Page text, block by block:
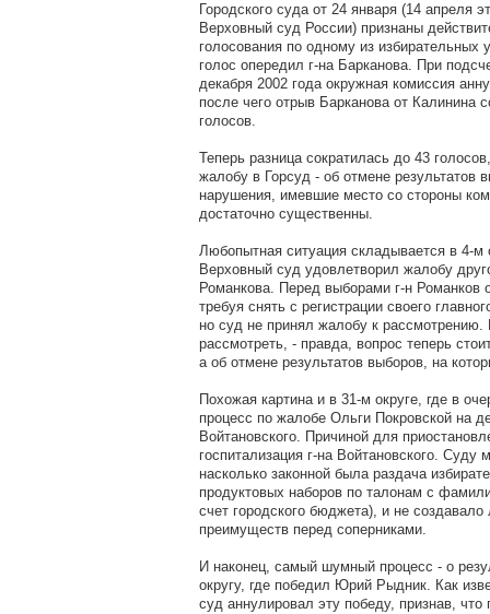
Городского суда от 24 января (14 апреля
Верховный суд России) признаны
голосования по одному из избирательных
голос опередил г-на Барканова. При
декабря 2002 года окружная комиссия
после чего отрыв Барканова от Калинина
голосов.
Теперь разница сократилась до 43
жалобу в Горсуд - об отмене результатов
нарушения, имевшие место со стороны
достаточно существенны.
Любопытная ситуация складывается в 4-м
Верховный суд удовлетворил жалобу
Романкова. Перед выборами г-н Романков
требуя снять с регистрации своего
но суд не принял жалобу к
рассмотреть, - правда, вопрос теперь
а об отмене результатов выборов, на
Похожая картина и в 31-м округе, где в
процесс по жалобе Ольги Покровской на
Войтановского. Причиной для
госпитализация г-на Войтановского.
насколько законной была раздача
продуктовых наборов по талонам с
счет городского бюджета), и не
преимуществ перед соперниками.
И наконец, самый шумный процесс - о
округу, где победил Юрий Рыдник. Как
суд аннулировал эту победу, признав, что